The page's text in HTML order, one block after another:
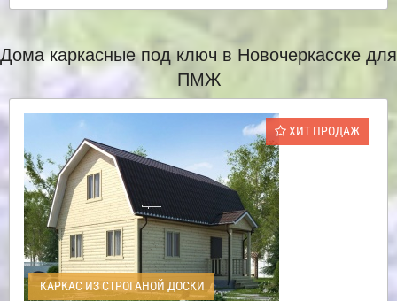
Дома каркасные под ключ в Новочеркасске для
ПМЖ
ХИТ ПРОДАЖ
КАРКАС ИЗ СТРОГАНОЙ ДОСКИ